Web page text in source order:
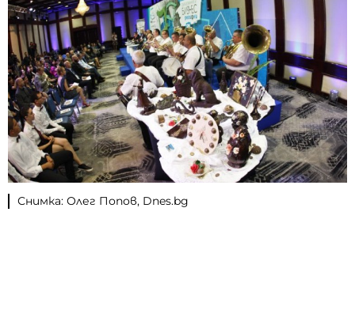
Снимка: Олег Попов, Dnes.bg